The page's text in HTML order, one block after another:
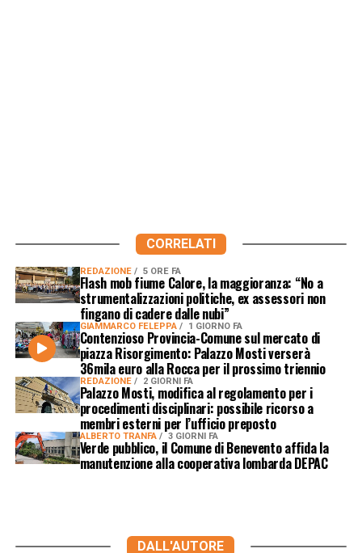
CORRELATI
REDAZIONE 5 ORE FA
Flash mob fiume Calore, la maggioranza: “No a
strumentalizzazioni politiche, ex assessori non
fingano di cadere dalle nubi”
GIAMMARCO FELEPPA 1 GIORNO FA
Contenzioso Provincia-Comune sul mercato di
piazza Risorgimento: Palazzo Mosti verserà
36mila euro alla Rocca per il prossimo triennio
REDAZIONE 2 GIORNI FA
Palazzo Mosti, modifica al regolamento per i
procedimenti disciplinari: possibile ricorso a
membri esterni per l’ufficio preposto
ALBERTO TRANFA 3 GIORNI FA
Verde pubblico, il Comune di Benevento affida la
manutenzione alla cooperativa lombarda DEPAC
DALL'AUTORE